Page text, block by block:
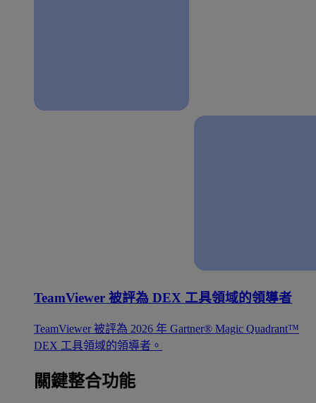
TeamViewer 被評為 DEX 工具領域的領導者
TeamViewer 被評為 2026 年 Gartner® Magic Quadrant™
DEX 工具領域的領導者。
關鍵整合功能